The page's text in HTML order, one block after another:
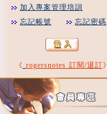
加入專案管理培訓
忘記帳號
忘記密碼
《 rogersnotes 訂閱/退訂》